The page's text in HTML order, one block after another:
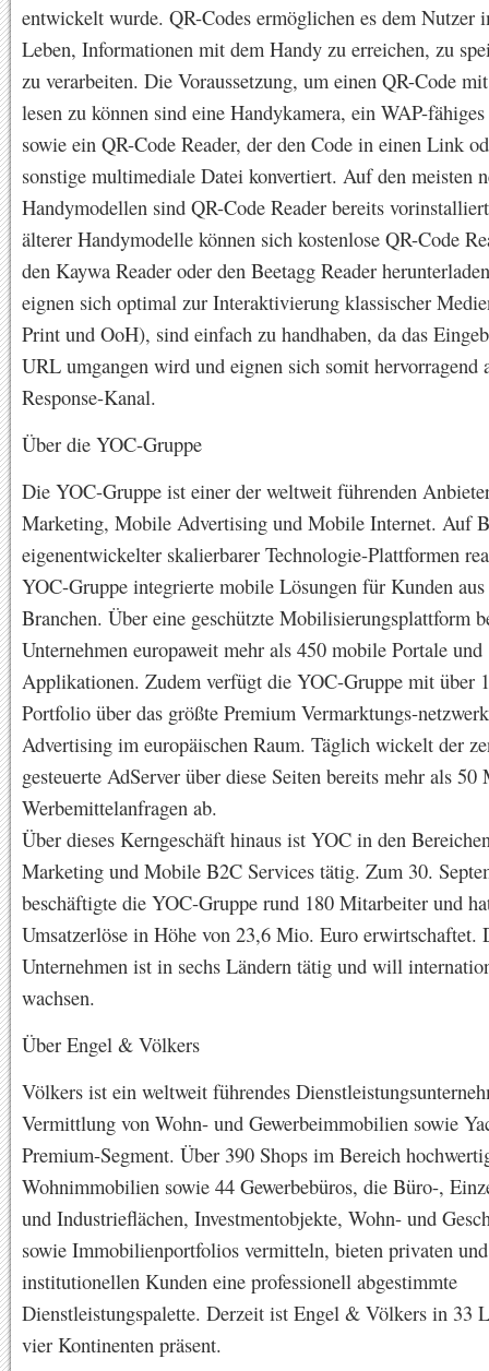
entwickelt wurde. QR-Codes ermöglichen es dem Nutzer
Leben, Informationen mit dem Handy zu erreichen, zu
zu verarbeiten. Die Voraussetzung, um einen QR-Code
lesen zu können sind eine Handykamera, ein WAP-
sowie ein QR-Code Reader, der den Code in einen Link
sonstige multimediale Datei konvertiert. Auf den meisten
Handymodellen sind QR-Code Reader bereits
älterer Handymodelle können sich kostenlose QR-Code
den Kaywa Reader oder den Beetagg Reader
eignen sich optimal zur Interaktivierung klassischer
Print und OoH), sind einfach zu handhaben, da das
URL umgangen wird und eignen sich somit hervorragend
Response-Kanal.
Über die YOC-Gruppe
Die YOC-Gruppe ist einer der weltweit führenden
Marketing, Mobile Advertising und Mobile Internet. Auf
eigenentwickelter skalierbarer Technologie-Plattformen
YOC-Gruppe integrierte mobile Lösungen für Kunden
Branchen. Über eine geschützte Mobilisierungsplattform
Unternehmen europaweit mehr als 450 mobile Portale und
Applikationen. Zudem verfügt die YOC-Gruppe mit über
Portfolio über das größte Premium Vermarktungs-
Advertising im europäischen Raum. Täglich wickelt der
gesteuerte AdServer über diese Seiten bereits mehr als 50
Werbemittelanfragen ab.
Über dieses Kerngeschäft hinaus ist YOC in den
Marketing und Mobile B2C Services tätig. Zum 30.
beschäftigte die YOC-Gruppe rund 180 Mitarbeiter und
Umsatzerlöse in Höhe von 23,6 Mio. Euro erwirtschaftet.
Unternehmen ist in sechs Ländern tätig und will
wachsen.
Über Engel & Völkers
Völkers ist ein weltweit führendes
Vermittlung von Wohn- und Gewerbeimmobilien sowie
Premium-Segment. Über 390 Shops im Bereich
Wohnimmobilien sowie 44 Gewerbebüros, die Büro-,
und Industrieflächen, Investmentobjekte, Wohn- und
sowie Immobilienportfolios vermitteln, bieten privaten und
institutionellen Kunden eine professionell abgestimmte
Dienstleistungspalette. Derzeit ist Engel & Völkers in 33
vier Kontinenten präsent.